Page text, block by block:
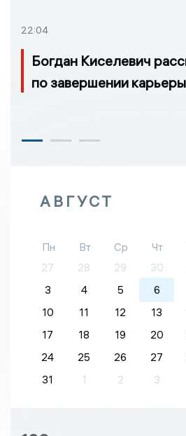
22:04
Богдан Киселевич
по завершении карьеры
АВГУСТ
Пн Вт Ср Чт
27
28 29 30
3
4 5 6
10
11 12 13
17
18 19 20
24
25 26 27
31
1 2 3